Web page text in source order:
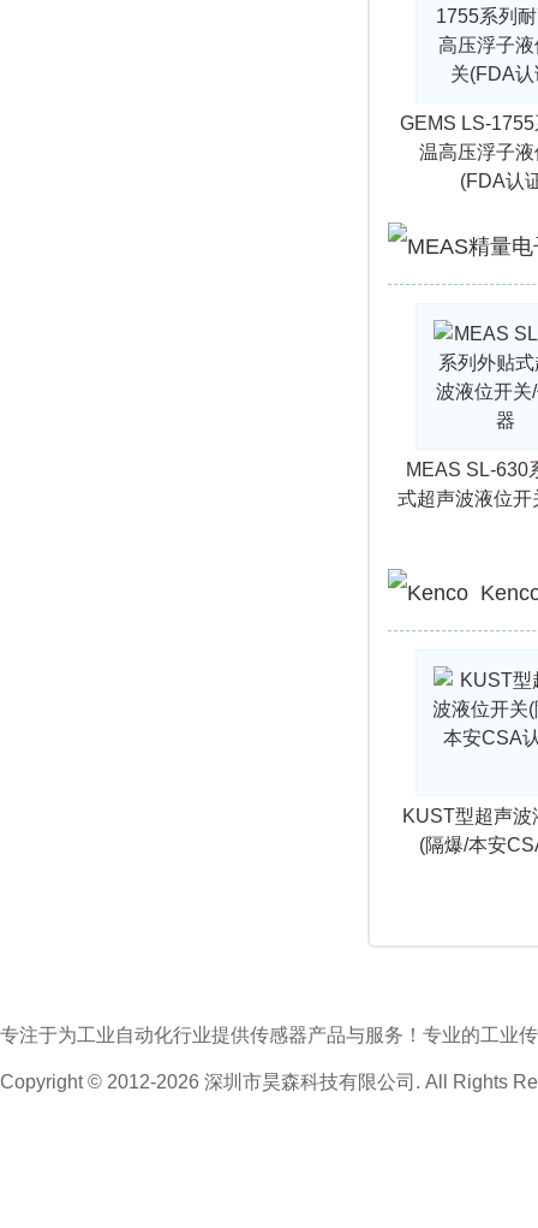
GEMS LS-
温高压浮子
(FDA认
MEAS SL-630
式超声波液位开
KUST型超声波
(隔爆/本安
专注于为工业自动化行业提供传感器产品与服务！专业的工业
Copyright © 2012-2026 深圳市昊森科技有限公司. All Rights